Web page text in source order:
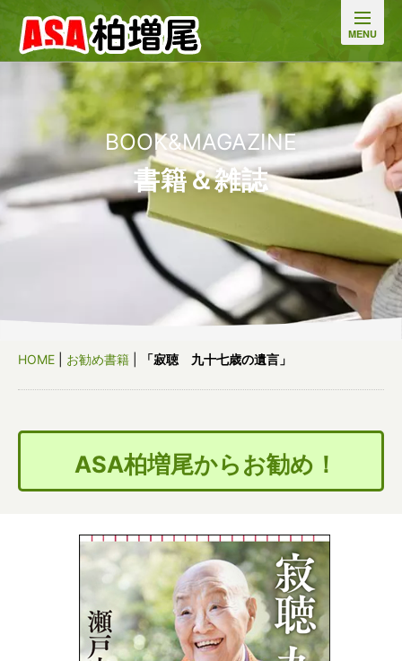
BOOK&MAGAZINE
書籍＆雑誌
HOME お勧め書籍 「寂聴 九十七歳の遺言」
ASA柏増尾からお勧め！